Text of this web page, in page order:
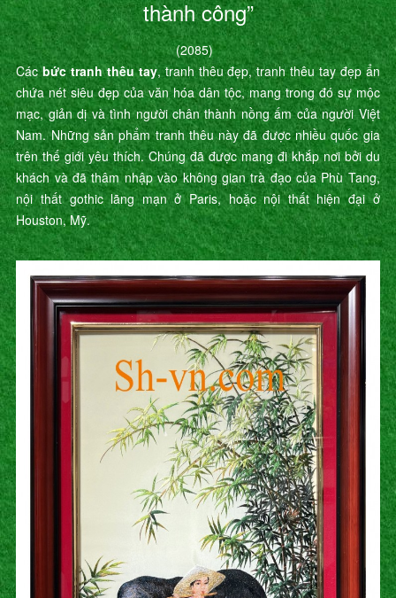
thành công”
(2085)
Cácbức tranh thêu tay, tranh thêu đẹp, tranh thêu tay đẹp ẩn
chứa nét siêu đẹp của văn hóa dân tộc, mang trong đó sự mộc
mạc, giản dị và tình người chân thành nồng ấm của người Việt
Nam. Những sản phẩm tranh thêu này đã được nhiều quốc gia
trên thế giới yêu thích. Chúng đã được mang đi khắp nơi bởi du
khách và đã thâm nhập vào không gian trà đạo của Phù Tang,
nội thất gothic lãng mạn ở Paris, hoặc nội thất hiện đại ở
Houston, Mỹ.